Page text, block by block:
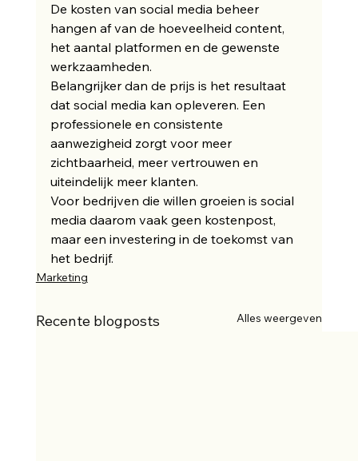
De kosten van social media beheer
hangen af van de hoeveelheid content,
het aantal platformen en de gewenste
werkzaamheden.
Belangrijker dan de prijs is het resultaat
dat social media kan opleveren. Een
professionele en consistente
aanwezigheid zorgt voor meer
zichtbaarheid, meer vertrouwen en
uiteindelijk meer klanten.
Voor bedrijven die willen groeien is social
media daarom vaak geen kostenpost,
maar een investering in de toekomst van
het bedrijf.
Marketing
Recente blogposts Alles weergeven